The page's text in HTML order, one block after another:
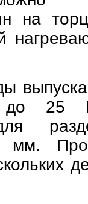
на
до 25